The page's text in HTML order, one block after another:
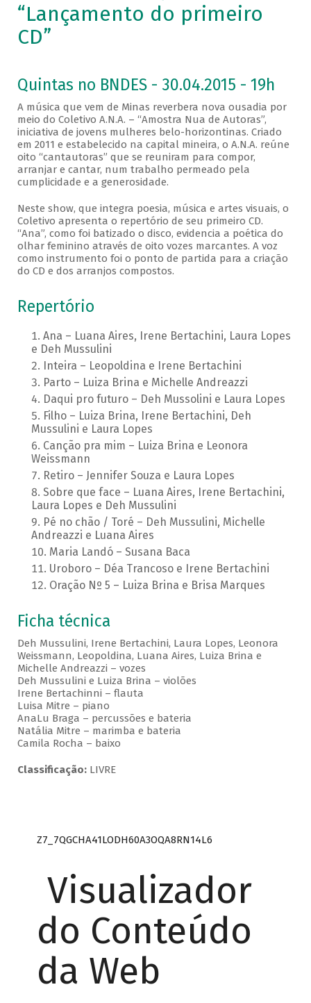
“Lançamento do primeiro
CD”
Quintas no BNDES - 30.04.2015 - 19h
A música que vem de Minas reverbera nova ousadia por
meio do Coletivo A.N.A. – “Amostra Nua de Autoras”,
iniciativa de jovens mulheres belo-horizontinas. Criado
em 2011 e estabelecido na capital mineira, o A.N.A. reúne
oito “cantautoras” que se reuniram para compor,
arranjar e cantar, num trabalho permeado pela
cumplicidade e a generosidade.
Neste show, que integra poesia, música e artes visuais, o
Coletivo apresenta o repertório de seu primeiro CD.
“Ana”, como foi batizado o disco, evidencia a poética do
olhar feminino através de oito vozes marcantes. A voz
como instrumento foi o ponto de partida para a criação
do CD e dos arranjos compostos.
Repertório
Ana – Luana Aires, Irene Bertachini, Laura Lopes
e Deh Mussulini
Inteira – Leopoldina e Irene Bertachini
Parto – Luiza Brina e Michelle Andreazzi
Daqui pro futuro – Deh Mussolini e Laura Lopes
Filho – Luiza Brina, Irene Bertachini, Deh
Mussulini e Laura Lopes
Canção pra mim – Luiza Brina e Leonora
Weissmann
Retiro – Jennifer Souza e Laura Lopes
Sobre que face – Luana Aires, Irene Bertachini,
Laura Lopes e Deh Mussulini
Pé no chão / Toré – Deh Mussulini, Michelle
Andreazzi e Luana Aires
Maria Landó – Susana Baca
Uroboro – Déa Trancoso e Irene Bertachini
Oração Nº 5 – Luiza Brina e Brisa Marques
Ficha técnica
Deh Mussulini, Irene Bertachini, Laura Lopes, Leonora
Weissmann, Leopoldina, Luana Aires, Luiza Brina e
Michelle Andreazzi – vozes
Deh Mussulini e Luiza Brina – violões
Irene Bertachinni – flauta
Luisa Mitre – piano
AnaLu Braga – percussões e bateria
Natália Mitre – marimba e bateria
Camila Rocha – baixo
Classificação:LIVRE
Z7_7QGCHA41LODH60A3OQA8RN14L6
Visualizador
do Conteúdo
da Web